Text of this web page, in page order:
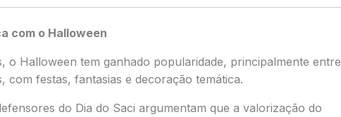
com o Halloween
o Halloween tem ganhado popularidade, principalmente entre
com festas, fantasias e decoração temática.
do Dia do Saci argumentam que a valorização do